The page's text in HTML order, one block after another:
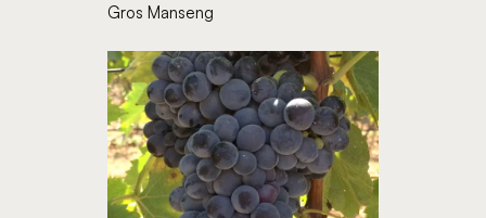
Gros Manseng